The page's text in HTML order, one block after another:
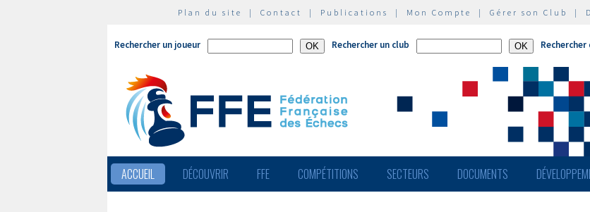
Plan du site | Contact | Publications | Mon Compte | Gérer son Club |
Rechercher un joueur Rechercher un club
ACCUEIL DÉCOUVRIR FFE COMPÉTITIONS SECTEURS DOCUMENTS